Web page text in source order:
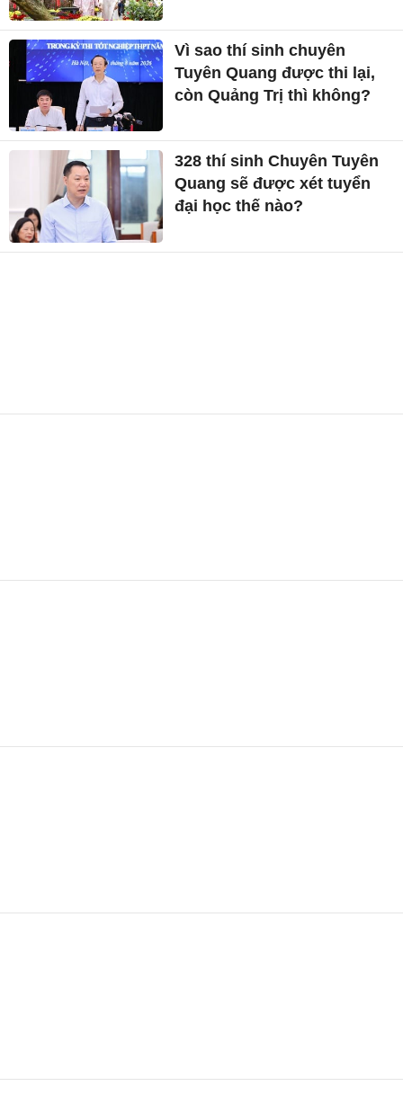
Vì sao thí sinh chuyên
Tuyên Quang được thi lại,
còn Quảng Trị thì không?
328 thí sinh Chuyên Tuyên
Quang sẽ được xét tuyển
đại học thế nào?